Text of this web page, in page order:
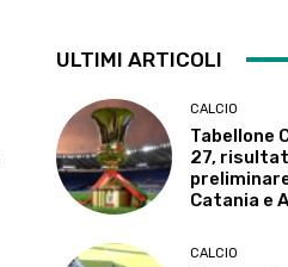
ULTIMI ARTICOLI
CALCIO
Tabellone
27,
Catania e
CALCIO